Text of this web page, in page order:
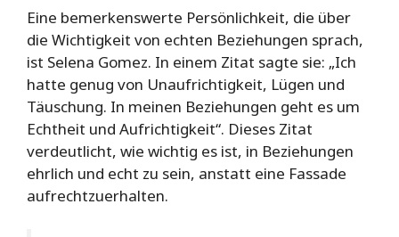
Eine bemerkenswerte Persönlichkeit, die über
die Wichtigkeit von echten Beziehungen sprach,
ist Selena Gomez. In einem Zitat sagte sie: „Ich
hatte genug von Unaufrichtigkeit, Lügen und
Täuschung. In meinen Beziehungen geht es um
Echtheit und Aufrichtigkeit“. Dieses Zitat
verdeutlicht, wie wichtig es ist, in Beziehungen
ehrlich und echt zu sein, anstatt eine Fassade
aufrechtzuerhalten.